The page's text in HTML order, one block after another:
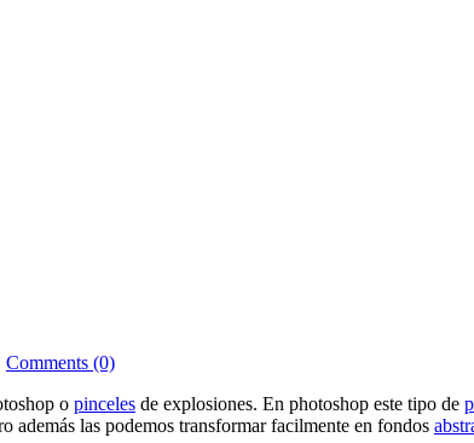
Comments (0)
o pinceles de explosiones. En photoshop este tipo de
además las podemos transformar facilmente en fondos